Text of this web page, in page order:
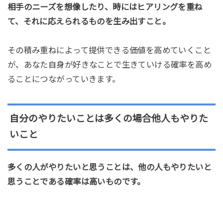
相手のニーズを想像したり、時にはヒアリングを重ね
て、それに応えられるものを生み出すこと。
その積み重ねによって提供できる価値を高めていくこと
が、あなた自身が好きなことで生きていける確率を高め
ることにつながっていきます。
自分のやりたいことは多くの場合他人もやりた
いこと
多くの人がやりたいと思うことは、他の人もやりたいと
思うことである確率は高いものです。